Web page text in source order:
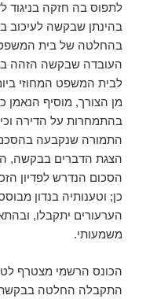
לתפוס בה חזקה בניגוד
בהינתן שבקשה לעיכוב
מן הצורך, מוסיף הנאמן
בהתמחרות על הדירה וכי
התמורה שנקבעה בהסכם
הצגת הדברים בבקשה,
הסכום הנדרש לפדיון
כן; וטענותיה בנדון
הערעורים יתקבלו,
משמעותי.
הכונס הרשמי מצטרף
התקבלה החלטה